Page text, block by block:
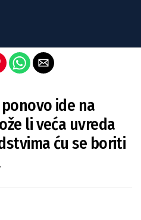
ide na
li veća uvreda
ću se boriti